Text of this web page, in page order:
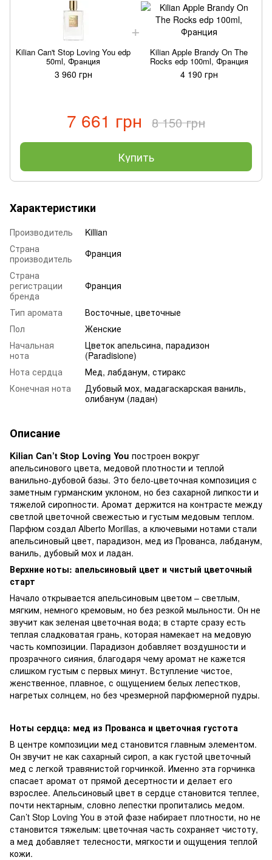
Kilian Can't Stop Loving You edp
50ml, Франция
3 960 грн
Kilian Apple Brandy On The
Rocks edp 100ml, Франция
4 190 грн
7 661 грн 8 150 грн
Купить
Характеристики
Производитель
Killian
Страна
производитель
Франция
Страна
регистрации
бренда
Франция
Тип аромата
Восточные, цветочные
Пол
Женские
Начальная
нота
Цветок апельсина, парадизон
(Paradisione)
Нота сердца
Мед, лабданум, стиракс
Конечная нота
Дубовый мох, мадагаскарская ваниль,
олибанум (ладан)
Описание
Kilian Can’t Stop Loving You построен вокруг
апельсинового цвета, медовой плотности и теплой
ванильно-дубовой базы. Это бело-цветочная композиция с
заметным гурманским уклоном, но без сахарной липкости и
тяжелой сиропности. Аромат держится на контрасте между
светлой цветочной свежестью и густым медовым теплом.
Парфюм создал Alberto Morillas, а ключевыми нотами стали
апельсиновый цвет, парадизон, мед из Прованса, лабданум,
ваниль, дубовый мох и ладан.
Верхние ноты: апельсиновый цвет и чистый цветочный
старт
Начало открывается апельсиновым цветом – светлым,
мягким, немного кремовым, но без резкой мыльности. Он не
звучит как зеленая цветочная вода; в старте сразу есть
теплая сладковатая грань, которая намекает на медовую
часть композиции. Парадизон добавляет воздушности и
прозрачного сияния, благодаря чему аромат не кажется
слишком густым с первых минут. Вступление чистое,
женственное, плавное, с ощущением белых лепестков,
нагретых солнцем, но без чрезмерной парфюмерной пудры.
Ноты сердца: мед из Прованса и цветочная густота
В центре композиции мед становится главным элементом.
Он звучит не как сахарный сироп, а как густой цветочный
мед с легкой травянистой горчинкой. Именно эта горчинка
спасает аромат от прямой десертности и делает его
взрослее. Апельсиновый цвет в сердце становится теплее,
почти нектарным, словно лепестки пропитались медом.
Can’t Stop Loving You в этой фазе набирает плотности, но не
становится тяжелым: цветочная часть сохраняет чистоту,
а мед добавляет телесности, мягкости и ощущения теплой
кожи.